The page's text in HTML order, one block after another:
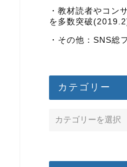
・教材読者やコン
を多数突破
・その他：SNS総
カテゴリー